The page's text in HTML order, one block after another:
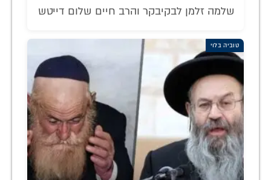
שלמה זלמן לבקיבקר והרב חיים שלום דייטש
טוביה בלוי